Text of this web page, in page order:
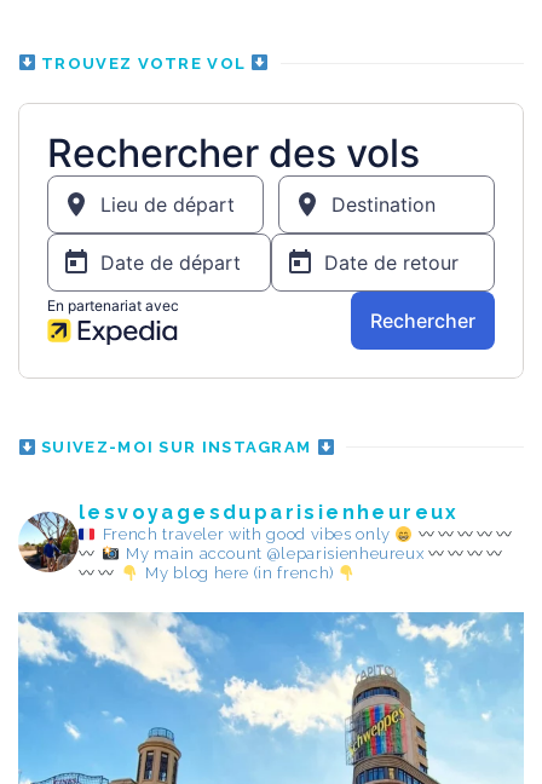
TROUVEZ VOTRE VOL
SUIVEZ-MOI SUR INSTAGRAM
lesvoyagesduparisienheureux
French traveler with good vibes only
My main account @leparisienheureux
My blog here (in french)